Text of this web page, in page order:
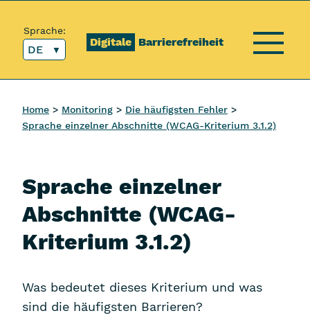
Digitale Barrierefreiheit
Sprache:
DE Menü
Home Monitoring
Die häufigsten Fehler
Sprache einzelner Abschnitte (WCAG-Kriterium 3.1.2)
Sprache einzelner
Abschnitte (WCAG-
Kriterium 3.1.2)
Was bedeutet dieses Kriterium und was
sind die häufigsten Barrieren?